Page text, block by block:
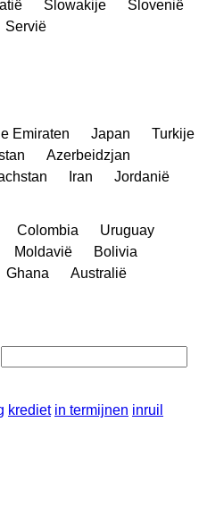
Slowakije
Slovenië
Servië
Emiraten Japan
Turkije
Azerbeidzjan
Iran
Jordanië
Colombia
Uruguay
Moldavië
Bolivia
Ghana
Australië
krediet in termijnen inruil